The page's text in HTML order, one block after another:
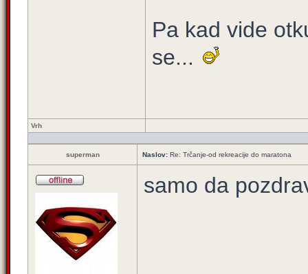
Pa kad vide
se...
Vrh
superman Naslov: Re: Trčanje-od rekreacije do maratona
samo da